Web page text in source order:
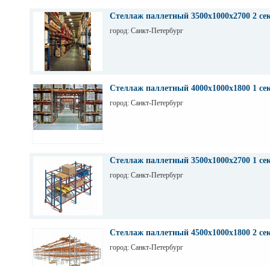
Стеллаж паллетный 3500х1000х2700 2
город: Санкт-Петербург
Стеллаж паллетный 4000х1000х1800 1
город: Санкт-Петербург
Стеллаж паллетный 3500х1000х2700 1
город: Санкт-Петербург
Стеллаж паллетный 4500х1000х1800 2
город: Санкт-Петербург